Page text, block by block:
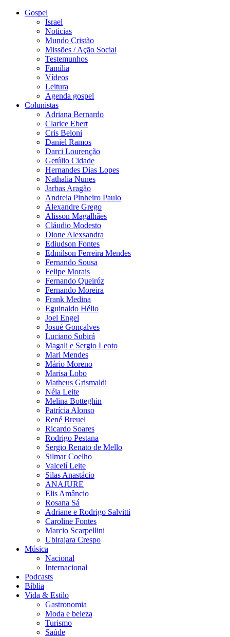
Gospel
Israel
Notícias
Mundo Cristão
Missões / Ação Social
Testemunhos
Família
Vídeos
Leitura
Agenda gospel
Colunistas
Adriana Bernardo
Clarice Ebert
Cris Beloni
Daniel Ramos
Darci Lourenção
Getúlio Cidade
Hernandes Dias Lopes
Nathalia Nunes
Jarbas Aragão
Andreia Pinheiro Paulo
Alexandre Grego
Alisson Magalhães
Cláudio Modesto
Dione Alexsandra
Ediudson Fontes
Edmilson Ferreira Mendes
Fernando Sousa
Felipe Morais
Fernando Queiróz
Fernando Moreira
Frank Medina
Eguinaldo Hélio
Joel Engel
Josué Gonçalves
Luciano Subirá
Magali e Sergio Leoto
Mari Mendes
Mário Moreno
Marisa Lobo
Matheus Grismaldi
Néia Leite
Melina Botteghin
Patrícia Alonso
René Breuel
Ricardo Soares
Rodrigo Pestana
Sergio Renato de Mello
Silmar Coelho
Valcelí Leite
Silas Anastácio
ANAJURE
Elis Amâncio
Rosana Sá
Adriane e Rodrigo Salvitti
Caroline Fontes
Marcio Scarpellini
Ubirajara Crespo
Música
Nacional
Internacional
Podcasts
Bíblia
Vida & Estilo
Gastronomia
Moda e beleza
Turismo
Saúde